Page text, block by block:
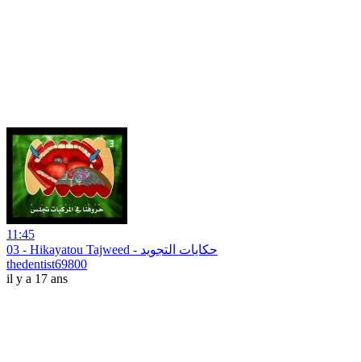
11:45
03 - Hikayatou Tajweed - حكايات التجويد
thedentist69800
il y a 17 ans